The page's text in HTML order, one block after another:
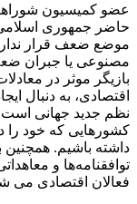
عضو کمیسیون
حاضر جمهوری
موضع ضعف قرار ندارد
مصنوعی یا جبران
بازیگر موثر در
اقتصادی، به دنبال
نظم جدید جهانی است.
کشورهایی که خود را
داشته باشیم.
توافقنامه‌ها و
فعالان اقتصادی می